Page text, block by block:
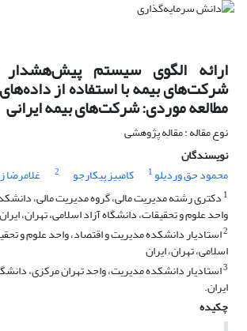
ارائه الگوی سیستم پیش‌هشدار
شرکت‌های بیمه با استفاده از
مطالعه موردی: شرکت‌های بیمه ایرانی
نوع مقاله : مقاله پژوهشی
نویسندگان
محمود حق وردیلو1 کامبیز پیکارجو 2 غلامرضا
1 دکتری رشته مدیریت مالی، گروه مدیریت مالی،
واحد علوم و تحقیقات، دانشگاه آزاد اسلامی، تهران، ایران
2استادیار دانشکده مدیریت و اقتصاد، واحد علوم و
اسلامی، تهران، ایران
3استادیار دانشکده مدیریت، واحد تهران مرکزی،
ایران.
چکیده